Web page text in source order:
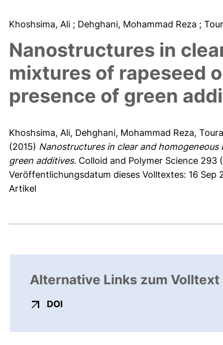
Khoshsima, Ali ; Dehghani, Mohammad Reza ;
Nanostructures in
mixtures of rapeseed
presence of green
Khoshsima, Ali, Dehghani, Mohammad Reza,
(2015) Nanostructures in clear and
green additives. Colloid and Polymer Science 293
Veröffentlichungsdatum dieses Volltextes: 16 Sep
Artikel
Alternative Links zum Volltext
DOI